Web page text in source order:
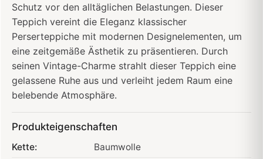
Schutz vor den alltäglichen Belastungen. Dieser
Teppich vereint die Eleganz klassischer
Perserteppiche mit modernen Designelementen, um
eine zeitgemäße Ästhetik zu präsentieren. Durch
seinen Vintage-Charme strahlt dieser Teppich eine
gelassene Ruhe aus und verleiht jedem Raum eine
belebende Atmosphäre.
Produkteigenschaften
Kette:
Baumwolle